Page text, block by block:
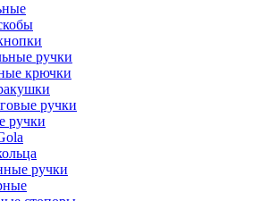
ручки
крючки
ручки
ручки
ручки